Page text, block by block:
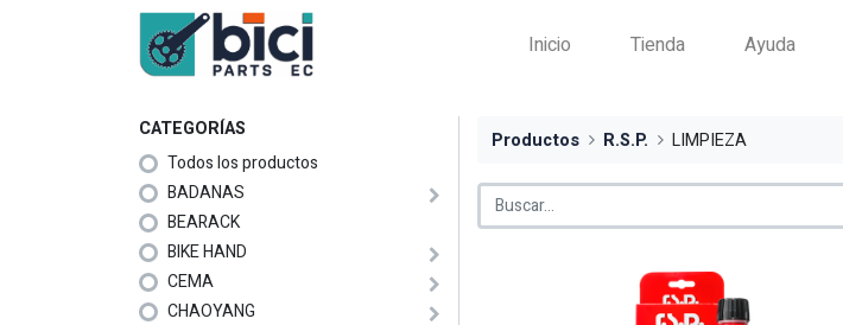
Inicio Tienda Ayuda
CATEGORÍAS
Todos los productos
BADANAS
BEARACK
BIKE HAND
CEMA
CHAOYANG
Productos R.S.P. LIMPIEZA